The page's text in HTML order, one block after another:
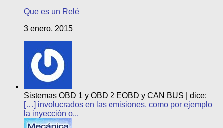
Que es un Relé
3 enero, 2015
Sistemas OBD 1 y OBD 2 EOBD y CAN BUS | dice:
[…] involucrados en las emisiones, como por ejemplo
la inyección o...